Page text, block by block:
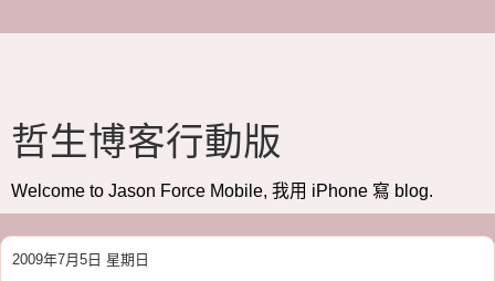
哲生博客行動版
Welcome to Jason Force Mobile, 我用 iPhone 寫 blog.
2009年7月5日 星期日